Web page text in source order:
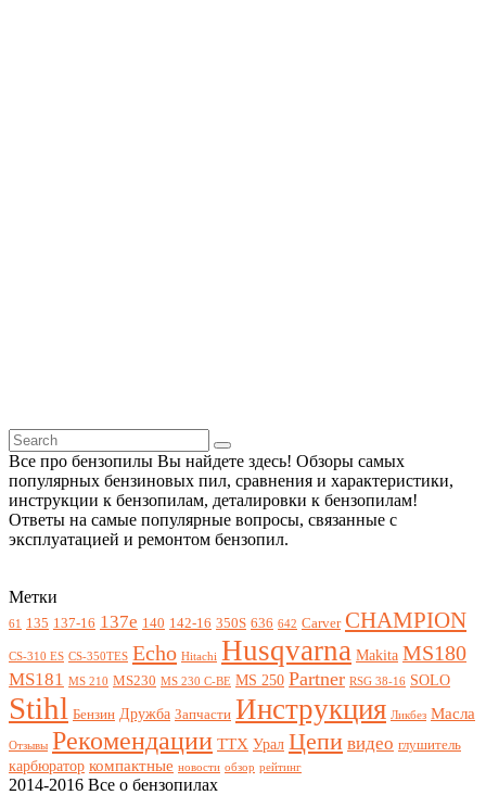
Все про бензопилы Вы найдете здесь! Обзоры самых
популярных бензиновых пил, сравнения и характеристики,
инструкции к бензопилам, деталировки к бензопилам!
Ответы на самые популярные вопросы, связанные с
эксплуатацией и ремонтом бензопил.
Метки
61 135 137-16 137e 140 142-16 350S 636 642 Carver CHAMPION
CS-310 ES CS-350TES Echo Hitachi Husqvarna Makita MS180
MS181 MS 210 MS230 MS 230 C-BE MS 250 Partner RSG 38-16 SOLO
Stihl Бензин Дружба Запчасти Инструкция Ликбез Масла
Отзывы Рекомендации ТТХ Урал Цепи видео глушитель
карбюратор компактные новости обзор рейтинг
2014-2016 Все о бензопилах